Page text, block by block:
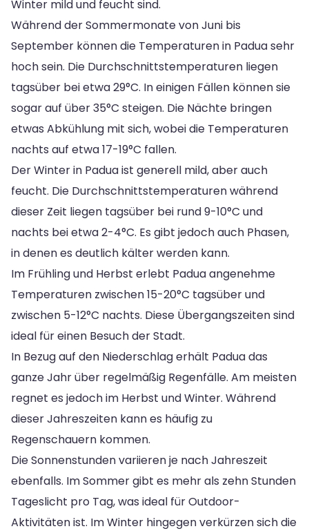
Winter mild und feucht sind.
Während der Sommermonate von Juni bis
September können die Temperaturen in Padua sehr
hoch sein. Die Durchschnittstemperaturen liegen
tagsüber bei etwa 29°C. In einigen Fällen können sie
sogar auf über 35°C steigen. Die Nächte bringen
etwas Abkühlung mit sich, wobei die Temperaturen
nachts auf etwa 17-19°C fallen.
Der Winter in Padua ist generell mild, aber auch
feucht. Die Durchschnittstemperaturen während
dieser Zeit liegen tagsüber bei rund 9-10°C und
nachts bei etwa 2-4°C. Es gibt jedoch auch Phasen,
in denen es deutlich kälter werden kann.
Im Frühling und Herbst erlebt Padua angenehme
Temperaturen zwischen 15-20°C tagsüber und
zwischen 5-12°C nachts. Diese Übergangszeiten sind
ideal für einen Besuch der Stadt.
In Bezug auf den Niederschlag erhält Padua das
ganze Jahr über regelmäßig Regenfälle. Am meisten
regnet es jedoch im Herbst und Winter. Während
dieser Jahreszeiten kann es häufig zu
Regenschauern kommen.
Die Sonnenstunden variieren je nach Jahreszeit
ebenfalls. Im Sommer gibt es mehr als zehn Stunden
Tageslicht pro Tag, was ideal für Outdoor-
Aktivitäten ist. Im Winter hingegen verkürzen sich die